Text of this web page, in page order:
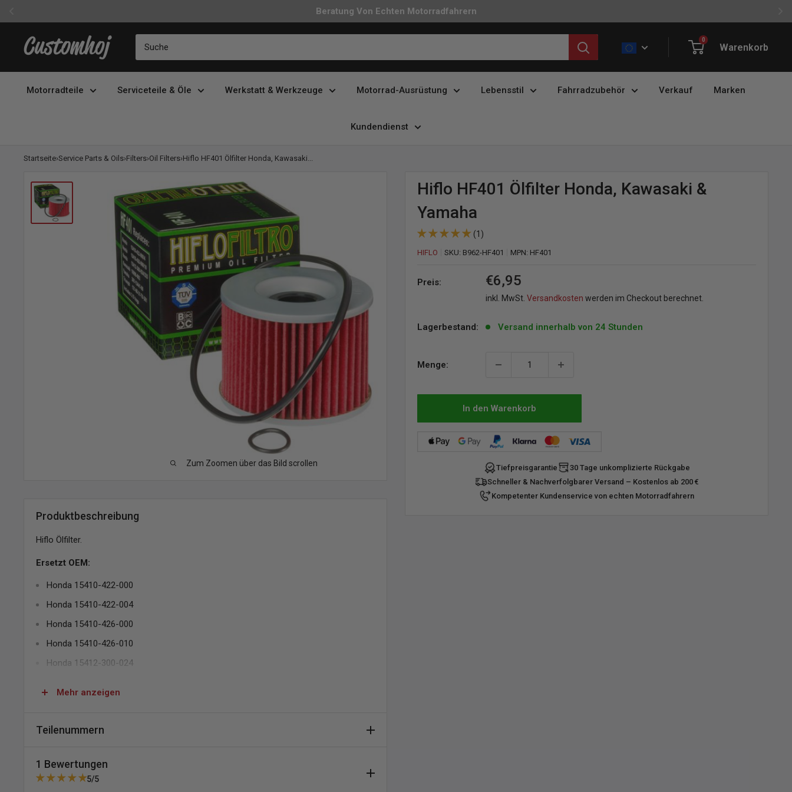
Beratung Von Echten Motorradfahrern
Customhoj 0
Warenkorb
Motorradteile Serviceteile & Öle Werkstatt & Werkzeuge Motorrad-Ausrüstung Lebensstil Fahrradzubehör Verkauf Marken
Kundendienst
Startseite›Service Parts & Oils›Filters›Oil Filters›Hiflo HF401 Ölfilter Honda, Kawasaki...
Zum Zoomen über das Bild scrollen
Hiflo HF401 Ölfilter Honda, Kawasaki &
Yamaha
(1)
HIFLO SKU: B962-HF401 MPN: HF401
Preis: Sonderpreis
€6,95
inkl. MwSt. Versandkosten werden im Checkout berechnet.
Lagerbestand: Versand innerhalb von 24 Stunden
Menge:
In den Warenkorb
Tiefpreisgarantie
30 Tage unkomplizierte Rückgabe
Schneller & Nachverfolgbarer Versand – Kostenlos ab 200 €
Kompetenter Kundenservice von echten Motorradfahrern
Produktbeschreibung
Hiflo Ölfilter.
Ersetzt OEM:
Honda 15410-422-000
Honda 15410-422-004
Honda 15410-426-000
Honda 15410-426-010
Honda 15412-300-024
Mehr anzeigen
Teilenummern
MPN:HF401
EAN: 824225110456
1 Bewertungen
5/5